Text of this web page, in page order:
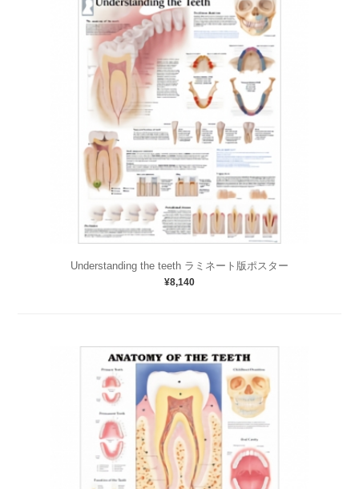
Understanding the teeth ラミネート版ポスター
¥8,140